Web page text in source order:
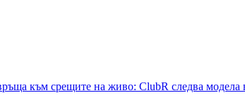
към срещите на живо: ClubR следва модела